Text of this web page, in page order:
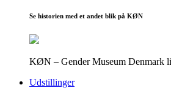
Se historien med et andet blik på KØN
KØN – Gender Museum Denmark
Udstillinger